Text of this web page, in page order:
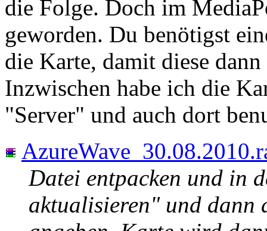
die Folge. Doch im
geworden. Du benötigst
die Karte, damit diese
Inzwischen habe ich die
"Server" und auch dort
Datei entpacken und in
aktualisieren" und dann